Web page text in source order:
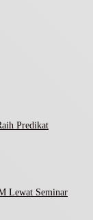
Predikat
Lewat Seminar